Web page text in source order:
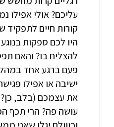
עליכם? אולי אפילו
קורות חיים לתפקיד
היו לכם ספקות
להצליח בו? והאם
פעם ברגע אחד
ישיבה או אפילו
את עצמכם (בלב,
עושה פה? הרי תכף